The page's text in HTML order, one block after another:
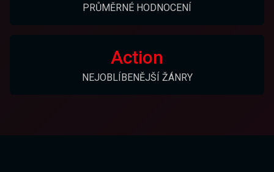
PRŮMĚRNÉ HODNOCENÍ
Action
NEJOBLÍBENĚJŠÍ ŽÁNRY